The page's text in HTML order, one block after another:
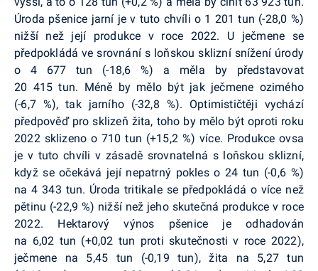
Úroda pšenice jarní je v tuto chvíli o 1 201 tun (-28,0 %)
nižší než její produkce v roce 2022. U ječmene se
předpokládá ve srovnání s loňskou sklizní snížení úrody
o 4 677 tun (-18,6 %) a měla by představovat
20 415 tun. Méně by mělo být jak ječmene ozimého
(-6,7 %), tak jarního (-32,8 %). Optimističtěji vychází
předpověď pro sklizeň žita, toho by mělo být oproti roku
2022 sklizeno o 710 tun (+15,2 %) více. Produkce ovsa
je v tuto chvíli v zásadě srovnatelná s loňskou sklizní,
když se očekává její nepatrný pokles o 24 tun (-0,6 %)
na 4 343 tun. Úroda tritikale se předpokládá o více než
pětinu (-22,9 %) nižší než jeho skutečná produkce v roce
2022. Hektarový výnos pšenice je odhadován
na 6,02 tun (+0,02 tun proti skutečnosti v roce 2022),
ječmene na 5,45 tun (-0,19 tun), žita na 5,27 tun